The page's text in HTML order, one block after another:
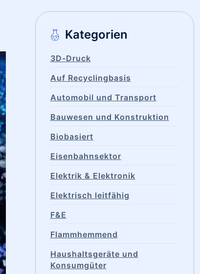
Kategorien
3D-Druck
Auf Recyclingbasis
Automobil und Transport
Bauwesen und Konstruktion
Biobasiert
Eisenbahnsektor
Elektrik & Elektronik
Elektrisch leitfähig
F&E
Flammhemmend
Haushaltsgeräte und
Konsumgüter